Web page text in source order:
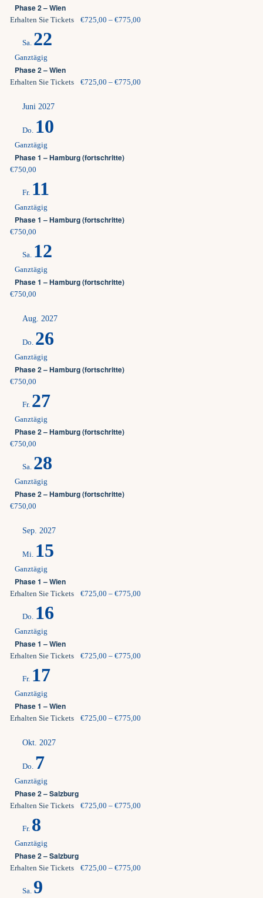
Phase 2 – Wien
Erhalten Sie Tickets €725,00 – €775,00
Sa. 22
Ganztägig
Phase 2 – Wien
Erhalten Sie Tickets €725,00 – €775,00
Juni 2027
Do. 10
Ganztägig
Phase 1 – Hamburg (fortschritte)
€750,00
Fr. 11
Ganztägig
Phase 1 – Hamburg (fortschritte)
€750,00
Sa. 12
Ganztägig
Phase 1 – Hamburg (fortschritte)
€750,00
Aug. 2027
Do. 26
Ganztägig
Phase 2 – Hamburg (fortschritte)
€750,00
Fr. 27
Ganztägig
Phase 2 – Hamburg (fortschritte)
€750,00
Sa. 28
Ganztägig
Phase 2 – Hamburg (fortschritte)
€750,00
Sep. 2027
Mi. 15
Ganztägig
Phase 1 – Wien
Erhalten Sie Tickets €725,00 – €775,00
Do. 16
Ganztägig
Phase 1 – Wien
Erhalten Sie Tickets €725,00 – €775,00
Fr. 17
Ganztägig
Phase 1 – Wien
Erhalten Sie Tickets €725,00 – €775,00
Okt. 2027
Do. 7
Ganztägig
Phase 2 – Salzburg
Erhalten Sie Tickets €725,00 – €775,00
Fr. 8
Ganztägig
Phase 2 – Salzburg
Erhalten Sie Tickets €725,00 – €775,00
Sa. 9